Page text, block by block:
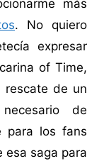
más
. No quiero
expresar
of Time,
rescate de un
de
para los fans
esa saga para